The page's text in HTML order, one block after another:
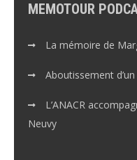
MEMOTOUR
La mémoire de
Aboutissement
L’ANACR
Neuvy